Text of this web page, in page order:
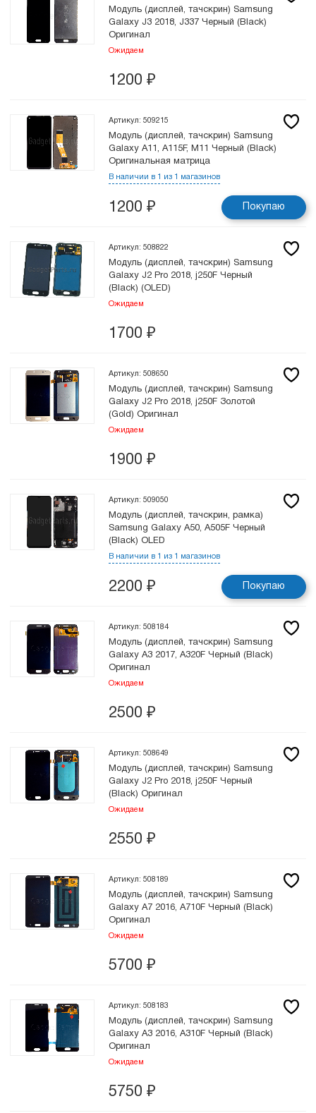
Модуль (дисплей, тачскрин) Samsung
Galaxy J3 2018, J337 Черный (Black)
Оригинал
Ожидаем
1200 ₽
Артикул: 509215
Модуль (дисплей, тачскрин) Samsung
Galaxy A11, A115F, M11 Черный (Black)
Оригинальная матрица
В наличии в 1 из 1 магазинов
1200 ₽ Покупаю
Артикул: 508822
Модуль (дисплей, тачскрин) Samsung
Galaxy J2 Pro 2018, j250F Черный
(Black) (OLED)
Ожидаем
1700 ₽
Артикул: 508650
Модуль (дисплей, тачскрин) Samsung
Galaxy J2 Pro 2018, j250F Золотой
(Gold) Оригинал
Ожидаем
1900 ₽
Артикул: 509050
Модуль (дисплей, тачскрин, рамка)
Samsung Galaxy A50, A505F Черный
(Black) OLED
В наличии в 1 из 1 магазинов
2200 ₽ Покупаю
Артикул: 508184
Модуль (дисплей, тачскрин) Samsung
Galaxy A3 2017, A320F Черный (Black)
Оригинал
Ожидаем
2500 ₽
Артикул: 508649
Модуль (дисплей, тачскрин) Samsung
Galaxy J2 Pro 2018, j250F Черный
(Black) Оригинал
Ожидаем
2550 ₽
Артикул: 508189
Модуль (дисплей, тачскрин) Samsung
Galaxy A7 2016, A710F Черный (Black)
Оригинал
Ожидаем
5700 ₽
Артикул: 508183
Модуль (дисплей, тачскрин) Samsung
Galaxy A3 2016, A310F Черный (Black)
Оригинал
Ожидаем
5750 ₽